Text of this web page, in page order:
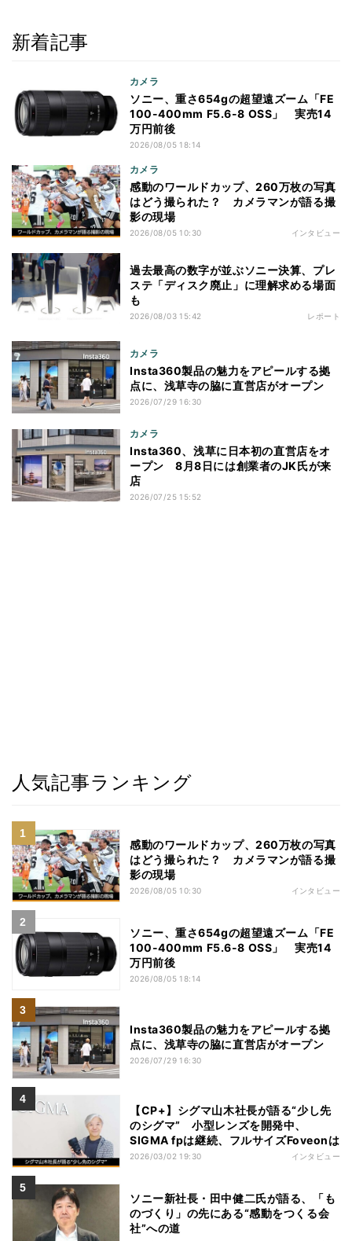
新着記事
カメラ
ソニー、重さ654gの超望遠ズーム「FE
100-400mm F5.6-8 OSS」 実売14
万円前後
2026/08/05 18:14
カメラ
感動のワールドカップ、260万枚の写真
はどう撮られた？ カメラマンが語る撮
影の現場
2026/08/05 10:30 インタビュー
過去最高の数字が並ぶソニー決算、プレ
ステ「ディスク廃止」に理解求める場面
も
2026/08/03 15:42 レポート
カメラ
Insta360製品の魅力をアピールする拠
点に、浅草寺の脇に直営店がオープン
2026/07/29 16:30
カメラ
Insta360、浅草に日本初の直営店をオ
ープン 8月8日には創業者のJK氏が来
店
2026/07/25 15:52
人気記事ランキング
感動のワールドカップ、260万枚の写真
はどう撮られた？ カメラマンが語る撮
影の現場
2026/08/05 10:30 インタビュー
ソニー、重さ654gの超望遠ズーム「FE
100-400mm F5.6-8 OSS」 実売14
万円前後
2026/08/05 18:14
Insta360製品の魅力をアピールする拠
点に、浅草寺の脇に直営店がオープン
2026/07/29 16:30
【CP+】シグマ山木社長が語る“少し先
のシグマ” 小型レンズを開発中、
SIGMA fpは継続、フルサイズFoveonは
2026/03/02 19:30 インタビュー
ソニー新社長・田中健二氏が語る、「も
のづくり」の先にある“感動をつくる会
社”への道